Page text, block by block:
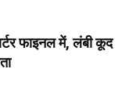
फाइनल में, लंबी कूद